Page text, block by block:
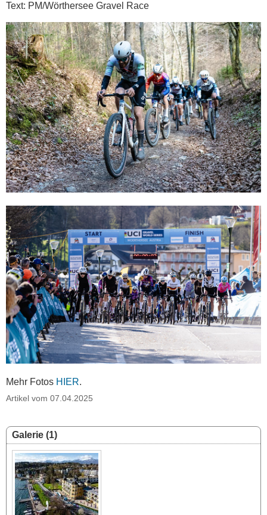
Text: PM/Wörthersee Gravel Race
Mehr Fotos HIER.
Artikel vom 07.04.2025
Galerie (1)